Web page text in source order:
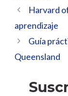
Harvard
aprendizaje
Guía
Queensland